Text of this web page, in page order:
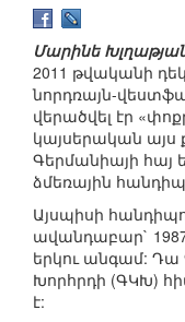
Մարինե
2011 թվականի
նորդռայն-
վերածվել էր
կայսերական
Գերմանիայի
ձմեռային
Այսպիսի
ավանդաբար`
երկու անգամ:
Խորհրդի (ԳԿԽ)
է: